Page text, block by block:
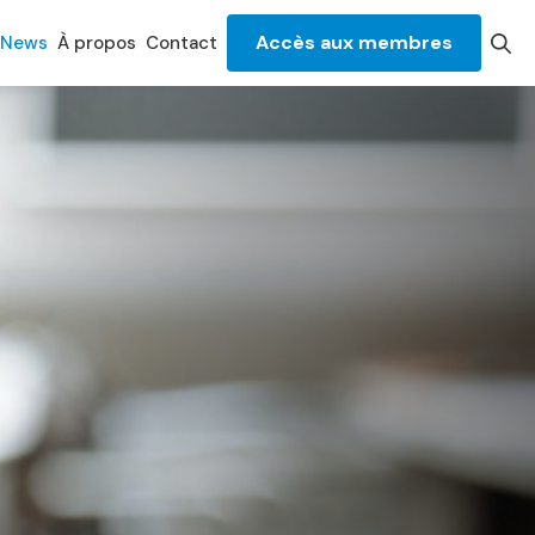
News À propos Contact Accès aux membres